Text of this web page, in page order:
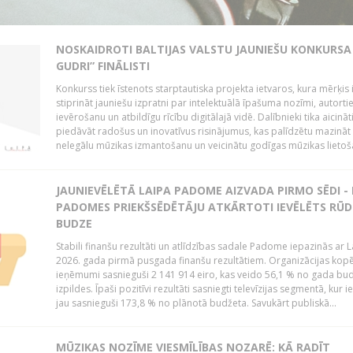
NOSKAIDROTI BALTIJAS VALSTU JAUNIEŠU
GUDRI” FINĀLISTI
Konkurss tiek īstenots starptautiska projekta ietvaros, kura mērķis
stiprināt jauniešu izpratni par intelektuālā īpašuma nozīmi,
ievērošanu un atbildīgu rīcību digitālajā vidē. Dalībnieki tika aicināti
piedāvāt radošus un inovatīvus risinājumus, kas palīdzētu mazināt
nelegālu mūzikas izmantošanu un veicinātu godīgas mūzikas
JAUNIEVĒLĒTĀ LAIPA PADOME AIZVADA PIRMO SĒDI -
PADOMES PRIEKŠSĒDĒTĀJU ATKĀRTOTI IEVĒLĒTS
BUDZE
Stabili finanšu rezultāti un atlīdzības sadale Padome iepazinās ar
2026. gada pirmā pusgada finanšu rezultātiem. Organizācijas
ieņēmumi sasnieguši 2 141 914 eiro, kas veido 56,1 % no gada
izpildes. Īpaši pozitīvi rezultāti sasniegti televīzijas segmentā, kur
jau sasnieguši 173,8 % no plānotā budžeta. Savukārt publiskā...
MŪZIKAS NOZĪME VIESMĪLĪBAS NOZARĒ: KĀ RADĪT